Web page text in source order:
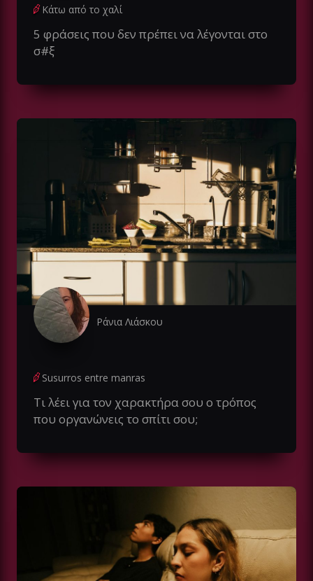
Κάτω από το χαλί
5 φράσεις που δεν πρέπει να λέγονται στο
σ#ξ
Ράνια Λιάσκου
Susurros entre manras
Τι λέει για τον χαρακτήρα σου ο τρόπος
που οργανώνεις το σπίτι σου;